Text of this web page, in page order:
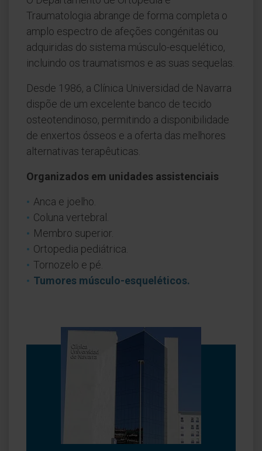
Traumatologia abrange de forma completa o
amplo espectro de afeções congénitas ou
adquiridas do sistema músculo-esquelético,
incluindo os traumatismos e as suas sequelas.
Desde 1986, a Clínica Universidad de Navarra
dispõe de um excelente banco de tecido
osteotendinoso, permitindo a disponibilidade
de enxertos ósseos e a oferta das melhores
alternativas terapêuticas.
Organizados em unidades assistenciais
Anca e joelho.
Coluna vertebral.
Membro superior.
Ortopedia pediátrica.
Tornozelo e pé.
Tumores músculo-esqueléticos.